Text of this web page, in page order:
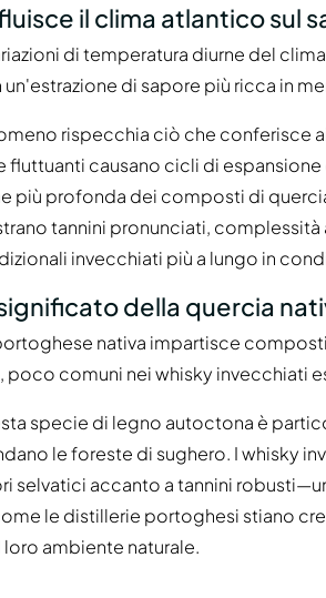
il clima atlantico sul
di temperatura diurne del
un'estrazione di sapore più ricca in
rispecchia ciò che conferisce
fluttuanti causano cicli di
più profonda dei composti di
tannini pronunciati,
invecchiati più a lungo in
della quercia
nativa impartisce
poco comuni nei whisky invecchiati
specie di legno autoctona è
le foreste di sughero. I whisky
selvatici accanto a tannini
le distillerie portoghesi stiano
ambiente naturale.